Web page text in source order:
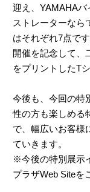
迎え、YAMAHA
ストレーターなら
はそれぞれ7点で
開催を記念して、
をプリントしたT
今後も、今回の特
性の方も楽しめる
で、幅広いお客様
ていきます。
※今後の特別展示
プラザWeb Siteを